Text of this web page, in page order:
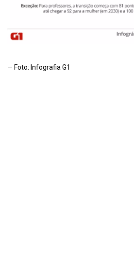
— Foto: Infografia G1